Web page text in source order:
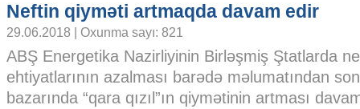
Neftin qiyməti artmaqda davam edir
29.06.2018 | Oxunma sayı: 821
ABŞ Energetika Nazirliyinin Birləşmiş Ştatlarda
ehtiyatlarının azalması barədə məlumatından
bazarında “qara qızıl”ın qiymətinin artması